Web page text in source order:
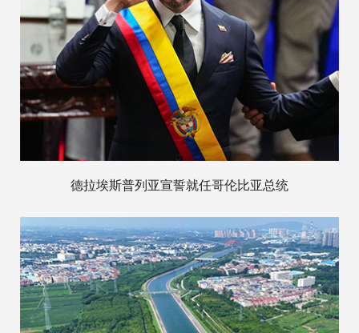
德拉埃斯普列亚宣誓就任哥伦比亚总统